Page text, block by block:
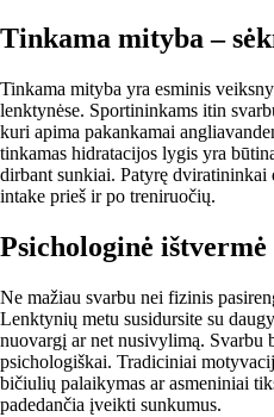
Tinkama mityba –
Tinkama mityba yra esminis
lenktynėse. Sportininkams itin
kuri apima pakankamai
tinkamas hidratacijos lygis yra
dirbant sunkiai. Patyrę dviratininkai
intake prieš ir po treniruočių.
Psichologinė
Ne mažiau svarbu nei fizinis
Lenktynių metu susidursite su
nuovargį ar net nusivylimą. Svarbu
psichologiškai. Tradiciniai
bičiulių palaikymas ar asmeniniai
padedančia įveikti sunkumus.